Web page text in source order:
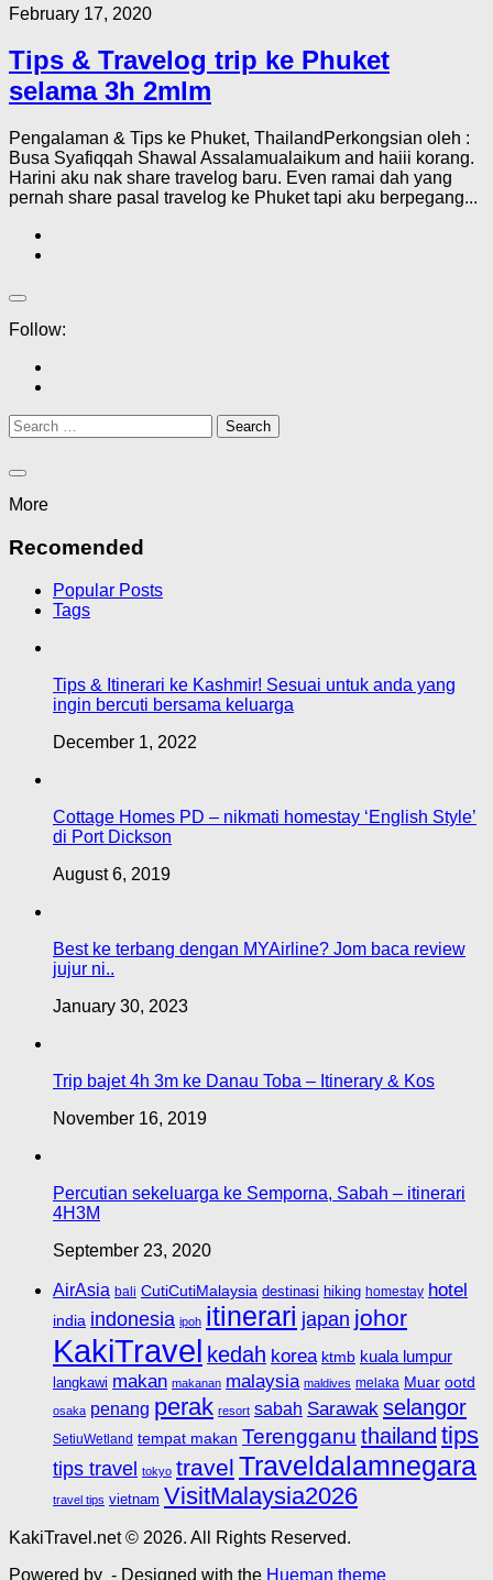
February 17, 2020
Tips & Travelog trip ke Phuket
selama 3h 2mlm
Pengalaman & Tips ke Phuket, ThailandPerkongsian oleh :
Busa Syafiqqah Shawal Assalamualaikum and haiii korang.
Harini aku nak share travelog baru. Even ramai dah yang
pernah share pasal travelog ke Phuket tapi aku berpegang...
Follow:
Search
for:
More
Recomended
Popular Posts
Tags
Tips & Itinerari ke Kashmir! Sesuai untuk anda yang
ingin bercuti bersama keluarga
December 1, 2022
Cottage Homes PD – nikmati homestay ‘English Style’
di Port Dickson
August 6, 2019
Best ke terbang dengan MYAirline? Jom baca review
jujur ni..
January 30, 2023
Trip bajet 4h 3m ke Danau Toba – Itinerary & Kos
November 16, 2019
Percutian sekeluarga ke Semporna, Sabah – itinerari
4H3M
September 23, 2020
AirAsia bali CutiCutiMalaysia destinasi hiking homestay hotel
india indonesia ipoh itinerari japan johor
KakiTravel kedah korea ktmb kuala lumpur
langkawi makan makanan malaysia maldives melaka Muar ootd
osaka penang perak resort sabah Sarawak selangor
SetiuWetland tempat makan Terengganu thailand tips
tips travel tokyo travel Traveldalamnegara
travel tips vietnam VisitMalaysia2026
KakiTravel.net © 2026. All Rights Reserved.
Powered by - Designed with the Hueman theme